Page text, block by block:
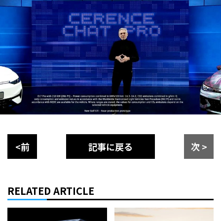
<前 記事に戻る 次 >
RELATED ARTICLE